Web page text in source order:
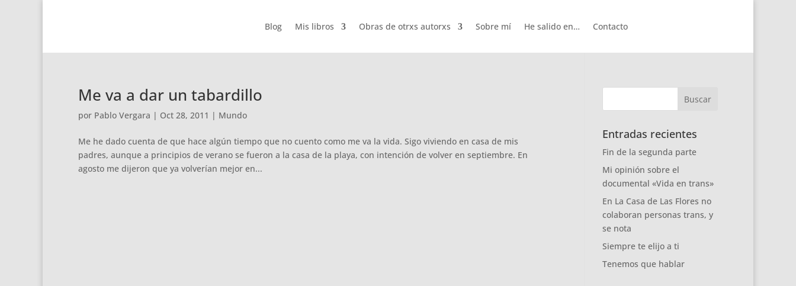
Blog Mis libros Obras de otrxs autorxs Sobre mí He salido en… Contacto
Me va a dar un tabardillo
por Pablo Vergara | Oct 28, 2011 | Mundo
Me he dado cuenta de que hace algún tiempo que no cuento como me va la vida. Sigo viviendo en casa de mis
padres, aunque a principios de verano se fueron a la casa de la playa, con intención de volver en septiembre. En
agosto me dijeron que ya volverían mejor en...
Entradas recientes
Fin de la segunda parte
Mi opinión sobre el
documental «Vida en trans»
En La Casa de Las Flores no
colaboran personas trans, y
se nota
Siempre te elijo a ti
Tenemos que hablar